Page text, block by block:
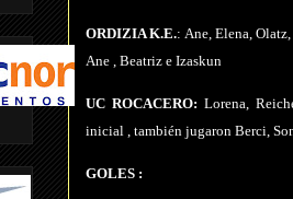
ORDIZIA K.E.: Ane, Elena,
Ane , Beatriz e Izaskun
UC ROCACERO: Lorena,
inicial , también jugaron Berci,
GOLES :